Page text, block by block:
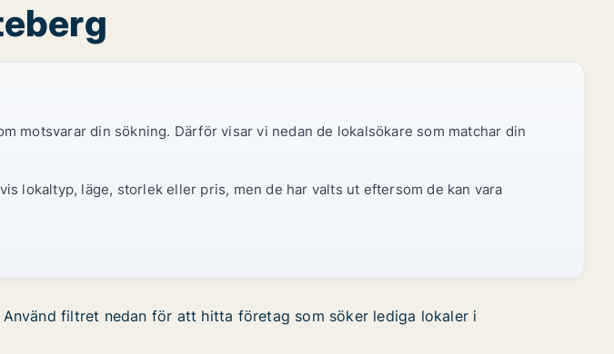
motsvarar din sökning. Därför visar vi nedan de lokalsökare som matchar din
lokaltyp, läge, storlek eller pris, men de har valts ut eftersom de kan vara
filtret nedan för att hitta företag som söker lediga lokaler i